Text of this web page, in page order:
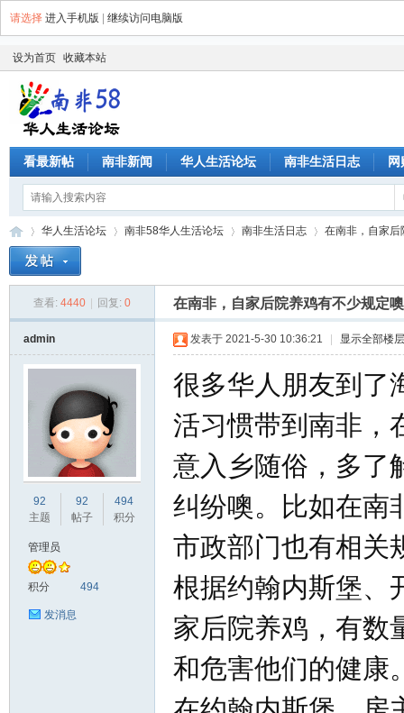
请选择 进入手机版 继续访问电脑版
设为首页 收藏本站
看最新帖 南非新闻 华人生活论坛 南非生活日志 网
华人生活论坛
›
南非58华人生活论坛
›
南非生活日志
›
在南非，自家后
查看: 4440 回复: 0 在南非，自家后院养鸡有不少规定噢
admin
92
主题
92
帖子
494
积分
管理员
积分 494
发消息
发表于 2021-5-30 10:36:21 显示全部楼层
很多华人朋友到了
活习惯带到南非，
意入乡随俗，多了
纠纷噢。比如在南
市政部门也有相关
根据约翰内斯堡、
家后院养鸡，有数
和危害他们的健康